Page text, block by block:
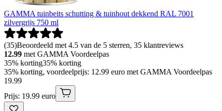
GAMMA tuinbeits schutting & tuinhout dekkend RAL 7001
zilvergrijs 750 ml
(35)Beoordeeld met 4.5 van de 5 sterren, 35 klantreviews
12.99 met GAMMA Voordeelpas
35% korting35% korting
35% korting, voordeelprijs: 12.99 euro met GAMMA Voordeelpas
19.99
Prijs: 19.99 euro